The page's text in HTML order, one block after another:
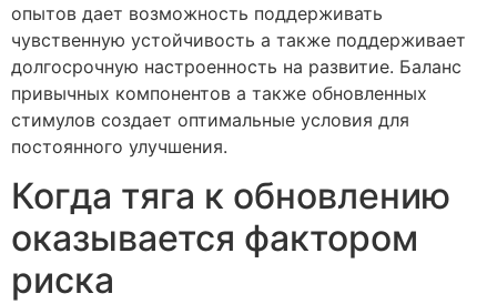
опытов дает возможность поддерживать
чувственную устойчивость а также поддерживает
долгосрочную настроенность на развитие. Баланс
привычных компонентов а также обновленных
стимулов создает оптимальные условия для
постоянного улучшения.
Когда тяга к обновлению
оказывается фактором
риска